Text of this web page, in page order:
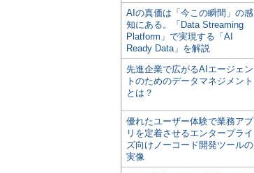
AIの真価は「今この瞬間」の感
知にある。「Data Streaming
Platform」で実現する「AI
Ready Data」を解説
先進企業で広がるAIエージェン
トのためのデータマネジメント
とは？
優れたユーザー体験で業務アプ
リを定着させるエンタープライ
ズ向けノーコード開発ツールの
実像